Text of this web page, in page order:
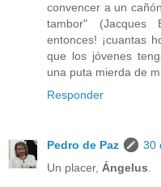
convencer a un
tambor" (Jacques
entonces! ¡cuantas
que los jóvenes
una puta mierda de
Responder
Pedro de Paz
30
Un placer, Ángelus